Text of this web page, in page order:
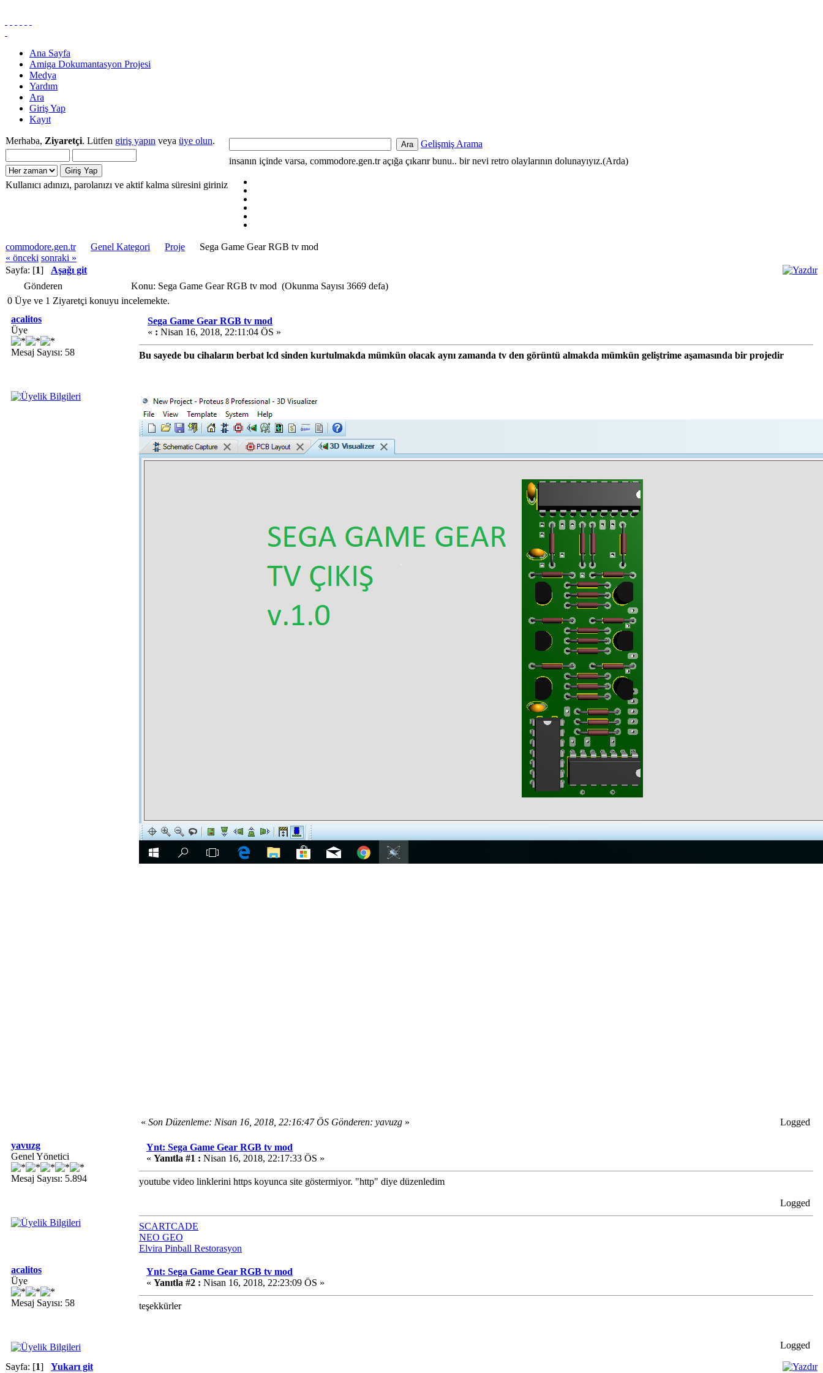
Ana Sayfa
Amiga Dokumantasyon Projesi
Medya
Yardım
Ara
Giriş Yap
Kayıt
Merhaba, Ziyaretçi. Lütfen giriş yapın veya üye olun.
Kullanıcı adınızı, parolanızı ve aktif kalma süresini giriniz
Gelişmiş Arama
insanın içinde varsa, commodore.gen.tr açığa çıkarır bunu.. bir nevi retro olaylarının dolunayıyız.(Arda)
commodore.gen.tr Genel Kategori Proje
Sega Game Gear RGB tv mod
« önceki sonraki »
Sayfa: [1] Aşağı git
Gönderen
Konu: Sega Game Gear RGB tv mod (Okunma Sayısı 3669 defa)
0 Üye ve 1 Ziyaretçi konuyu incelemekte.
acalitos
Üye
Mesaj Sayısı: 58
Sega Game Gear RGB tv mod
« : Nisan 16, 2018, 22:11:04 ÖS »
Bu sayede bu cihaların berbat lcd sinden kurtulmakda mümkün olacak aynı zamanda tv den görüntü almakda mümkün geliştrime aşamasında bir projedir
« Son Düzenleme: Nisan 16, 2018, 22:16:47 ÖS Gönderen: yavuzg » Logged
yavuzg
Genel Yönetici
Mesaj Sayısı: 5.894
Ynt: Sega Game Gear RGB tv mod
« Yanıtla #1 : Nisan 16, 2018, 22:17:33 ÖS »
youtube video linklerini https koyunca site göstermiyor. "http" diye düzenledim
Logged
SCARTCADE
NEO GEO
Elvira Pinball Restorasyon
acalitos
Üye
Mesaj Sayısı: 58
Ynt: Sega Game Gear RGB tv mod
« Yanıtla #2 : Nisan 16, 2018, 22:23:09 ÖS »
teşekkürler
Logged
Sayfa: [1] Yukarı git